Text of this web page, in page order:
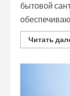
бытовой
Читать